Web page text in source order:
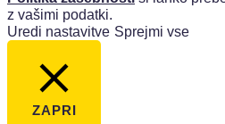
z vašimi podatki.
Uredi nastavitve Sprejmi vse
ZAPRI